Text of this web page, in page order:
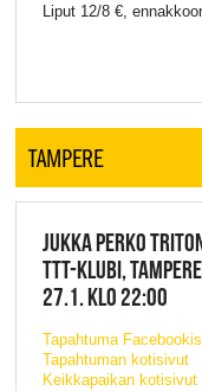
Liput 12/8 €,
TAMPERE
JUKKA PERKO
TTT-KLUBI, TAMPERE
27.1. KLO 22:00
Tapahtuma
Tapahtuman kotisivut
Keikkapaikan kotisivut